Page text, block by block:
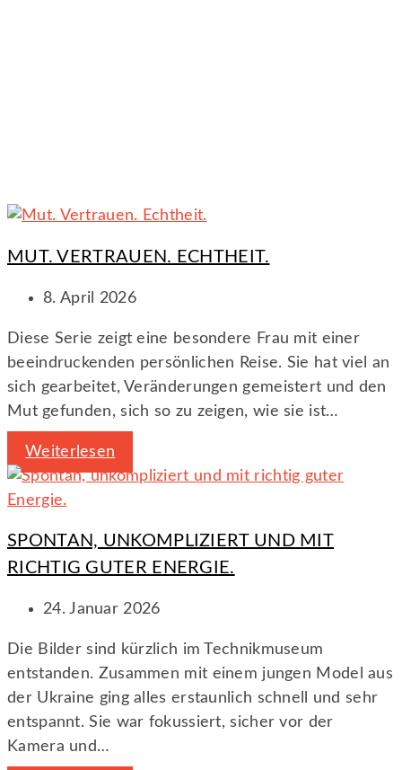
MUT. VERTRAUEN. ECHTHEIT.
8. April 2026
Diese Serie zeigt eine besondere Frau mit einer
beeindruckenden persönlichen Reise. Sie hat viel an
sich gearbeitet, Veränderungen gemeistert und den
Mut gefunden, sich so zu zeigen, wie sie ist…
Weiterlesen
SPONTAN, UNKOMPLIZIERT UND MIT
RICHTIG GUTER ENERGIE.
24. Januar 2026
Die Bilder sind kürzlich im Technikmuseum
entstanden. Zusammen mit einem jungen Model aus
der Ukraine ging alles erstaunlich schnell und sehr
entspannt. Sie war fokussiert, sicher vor der
Kamera und…